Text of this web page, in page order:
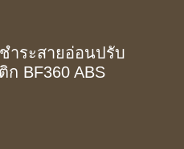
ำระสายอ่อนปรับ
BF360 ABS